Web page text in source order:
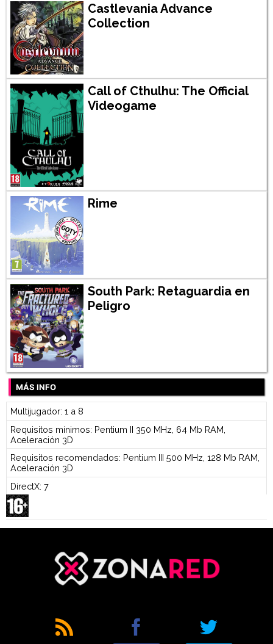
Castlevania Advance
Collection
Call of Cthulhu: The Official
Videogame
Rime
South Park: Retaguardia en
Peligro
MÁS INFO
Multijugador: 1 a 8
Requisitos mínimos: Pentium II 350 MHz, 64 Mb RAM,
Aceleración 3D
Requisitos recomendados: Pentium III 500 MHz, 128 Mb RAM,
Aceleración 3D
DirectX: 7